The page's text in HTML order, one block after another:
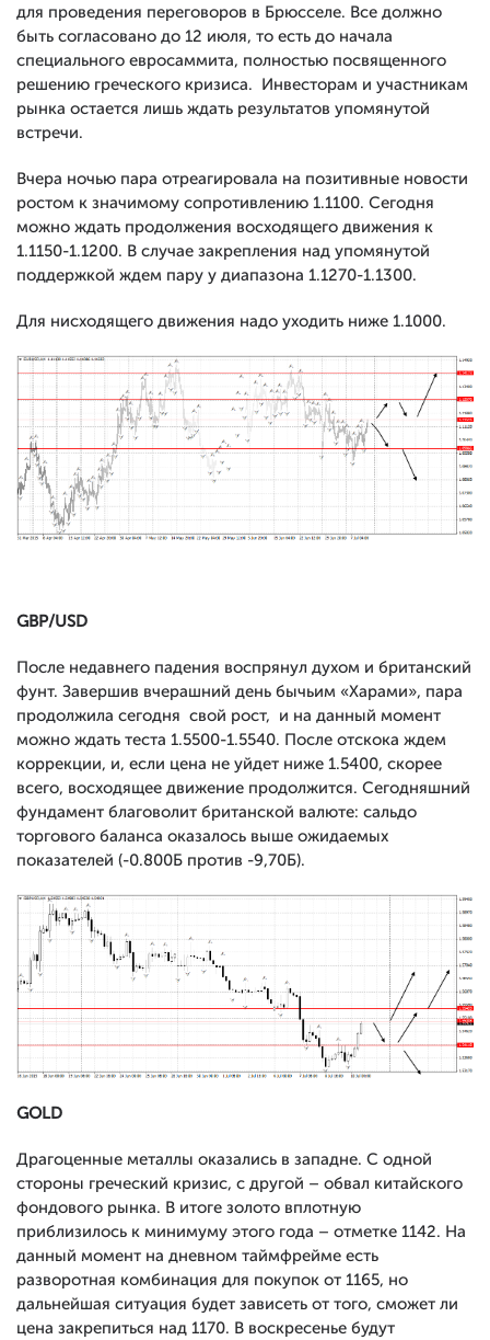
для проведения переговоров в Брюсселе. Все должно
быть согласовано до 12 июля, то есть до начала
специального евросаммита, полностью посвященного
решению греческого кризиса. Инвесторам и участникам
рынка остается лишь ждать результатов упомянутой
встречи.
Вчера ночью пара отреагировала на позитивные новости
ростом к значимому сопротивлению 1.1100. Сегодня
можно ждать продолжения восходящего движения к
1.1150-1.1200. В случае закрепления над упомянутой
поддержкой ждем пару у диапазона 1.1270-1.1300.
Для нисходящего движения надо уходить ниже 1.1000.
GBP/USD
После недавнего падения воспрянул духом и британский
фунт. Завершив вчерашний день бычьим «Харами», пара
продолжила сегодня свой рост, и на данный момент
можно ждать теста 1.5500-1.5540. После отскока ждем
коррекции, и, если цена не уйдет ниже 1.5400, скорее
всего, восходящее движение продолжится. Сегодняшний
фундамент благоволит британской валюте: сальдо
торгового баланса оказалось выше ожидаемых
показателей (-0.800Б против -9,70Б).
GOLD
Драгоценные металлы оказались в западне. С одной
стороны греческий кризис, с другой – обвал китайского
фондового рынка. В итоге золото вплотную
приблизилось к минимуму этого года – отметке 1142. На
данный момент на дневном таймфрейме есть
разворотная комбинация для покупок от 1165, но
дальнейшая ситуация будет зависеть от того, сможет ли
цена закрепиться над 1170. В воскресенье будут